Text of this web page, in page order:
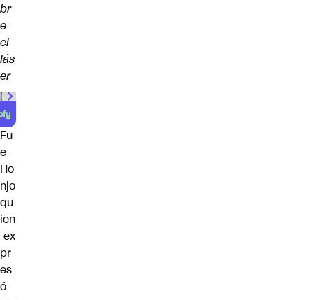
br
e
el
lás
er
Fu
e
Ho
njo
qu
ien
ex
pr
es
ó